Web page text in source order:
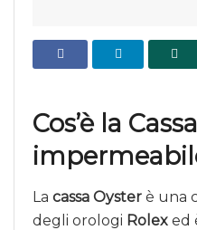
Cos’è la Cassa
La cassa Oyster è una
degli orologi Rolex ed